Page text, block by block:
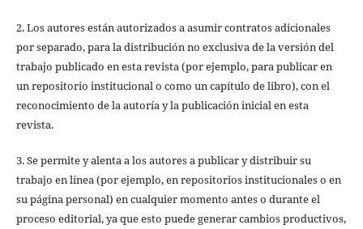
2. Los autores están autorizados a asumir contratos adicionales
por separado, para la distribución no exclusiva de la versión del
trabajo publicado en esta revista (por ejemplo, para publicar en
un repositorio institucional o como un capítulo de libro), con el
reconocimiento de la autoría y la publicación inicial en esta
revista.
3. Se permite y alenta a los autores a publicar y distribuir su
trabajo en línea (por ejemplo, en repositorios institucionales o en
su página personal) en cualquier momento antes o durante el
proceso editorial, ya que esto puede generar cambios productivos,